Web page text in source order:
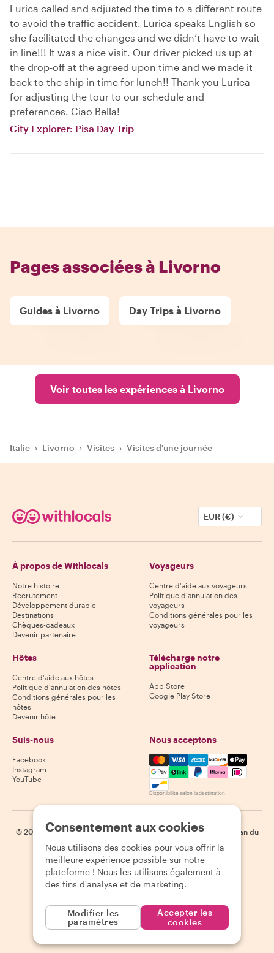
Lurica called and adjusted the time to a different route
to avoid the traffic accident. Lurica speaks English so
she facilitated the changes and we didn’t have to wait
in line!!! It was a nice visit. Our driver picked us up at
the drop-off at the agreed upon time and we made it
back to the ship in time for lunch!! Thank you Lurica
for adjusting the tour to our schedule and
preferences. Ciao Bella!
City Explorer: Pisa Day Trip
Pages associées à Livorno
Guides à Livorno Day Trips à Livorno
Voir toutes les expériences à Livorno
Italie › Livorno › Visites › Visites d'une journée
EUR (€)
À propos de Withlocals
Notre histoire
Recrutement
Développement durable
Destinations
Chèques-cadeaux
Devenir partenaire
Voyageurs
Centre d'aide aux voyageurs
Politique d'annulation des
voyageurs
Conditions générales pour les
voyageurs
Hôtes
Centre d'aide aux hôtes
Politique d'annulation des hôtes
Conditions générales pour les
hôtes
Devenir hôte
Télécharge notre
application
App Store
Google Play Store
Suis-nous
Facebook
Instagram
YouTube
Nous acceptons
Mastercard, Visa, Amex,
Disponibilité selon la destination
© 2026 Withlocals.com | Politique de confidentialité | Cookies
Plan du
site
Consentement aux cookies
Nous utilisons des cookies pour vous offrir la
meilleure expérience possible sur notre
plateforme ! Nous les utilisons également à
des fins d'analyse et de marketing.
Modifier les
paramètres
Accepter les
cookies